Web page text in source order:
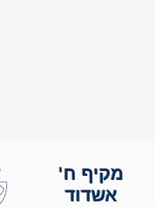
מקיף ח'
אשדוד